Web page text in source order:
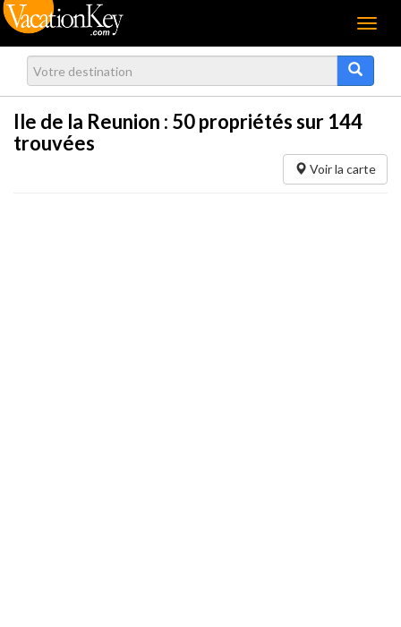
Menu
Ile de la Reunion : 50propriétés sur 144
trouvées
Voir la carte